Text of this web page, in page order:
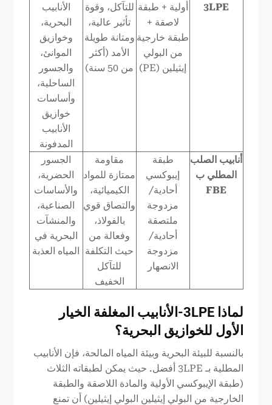
3LPE
أولية + طبقة
لاصقة +
طبقة خارجية
من البولي
إيثيلين (PE)
للتآكل، وقوة
تأثير عالية،
ومتانة طويلة
الأمد (أكثر
من 50 سنة)
الأنابيب
البحرية،
وخوازيق
الموانئ،
والجسور
الساحلية،
وأساسات
خوازيق
الأنابيب
المدفونة
أنابيب الصلب
المطلي ب
FBE
طبقة
إيبوكسي
أحادية/
مزدوجة
ملتصقة
أحادية/
مزدوجة
الانصهار
مقاومة
ممتازة للمواد
الكيميائية،
والتصاق قوي
بالفولاذ،
وفعالة من
حيث التكلفة
للتآكل
الخفيف
الجسور
الحضرية،
والأساسات
الصناعية،
والمنشآت
البحرية في
المياه العذبة
لماذا3LPE-الأنابيب المغلفة الخيار
الأول للخوازيق البحرية؟
بالنسبة للبيئة البحرية وبيئة المياه المالحة، فإن الأنابيب
المطلية بـ 3LPE أفضل. حيث يمكن لطبقاته الثلاث
(طبقة الإيبوكسي الأولية والمادة اللاصقة والطبقة
الخارجية من البولي إيثيلين البولي إيثيلين) أن تمنع